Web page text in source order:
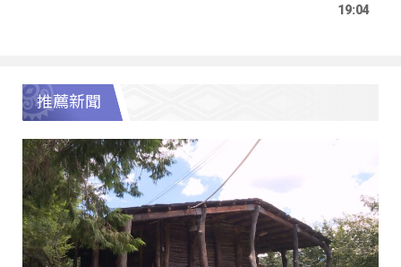
19:04
推薦新聞